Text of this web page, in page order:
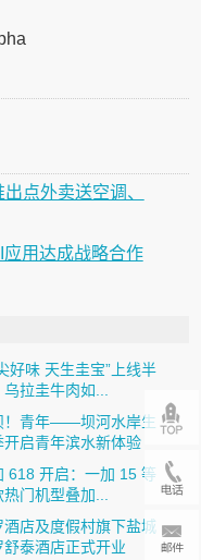
点外卖送空调、
用达成战略合作
好味 天生圭宝”上线半
拉圭牛肉如...
！青年——坝河水岸生
开启青年滨水新体验
618 开启：一加 15 等
热门机型叠加...
酒店及度假村旗下盐城
舒泰酒店正式开业